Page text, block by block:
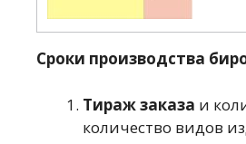
Сроки производства
Тираж заказа и
количество видов